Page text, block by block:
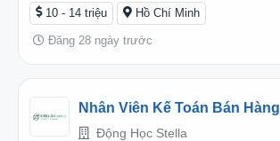
10 - 14 triệu Hồ Chí Minh
Đăng 28 ngày trước
Nhân Viên Kế Toán Bán Hàng
Động Học Stella